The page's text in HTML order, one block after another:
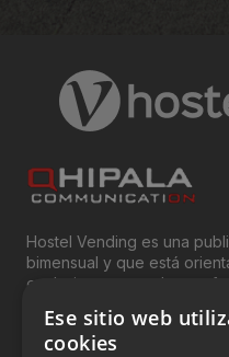
Hostel Vending es una
bimensual y que está
exclusivamente, a los
del “Vending”; nombre
genéricamente entre
productos y servicios a
Ese sitio web
cookies